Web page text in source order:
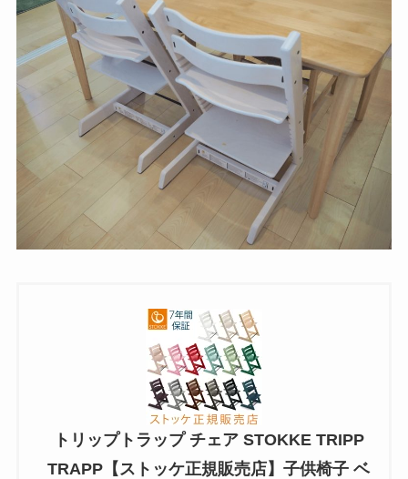
トリップトラップ チェア STOKKE TRIPP
TRAPP【ストッケ正規販売店】子供椅子 ベ